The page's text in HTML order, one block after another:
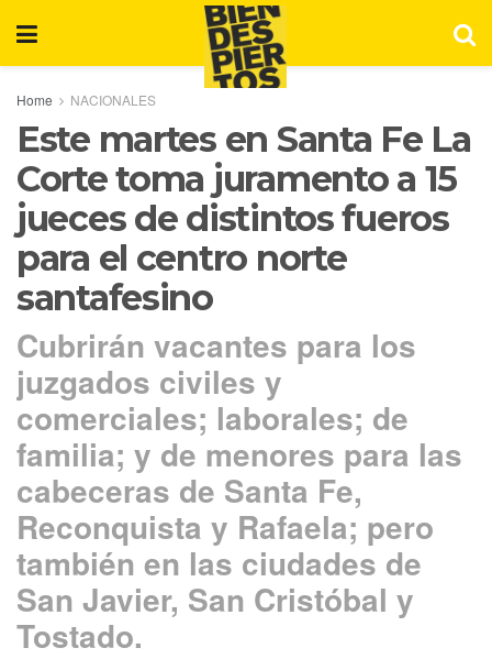
Home NACIONALES
Este martes en Santa Fe La
Corte toma juramento a 15
jueces de distintos fueros
para el centro norte
santafesino
Cubrirán vacantes para los
juzgados civiles y
comerciales; laborales; de
familia; y de menores para las
cabeceras de Santa Fe,
Reconquista y Rafaela; pero
también en las ciudades de
San Javier, San Cristóbal y
Tostado.